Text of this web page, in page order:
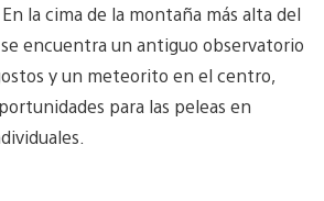
En la cima de la montaña más alta del
encuentra un antiguo observatorio
y un meteorito en el centro,
para las peleas en